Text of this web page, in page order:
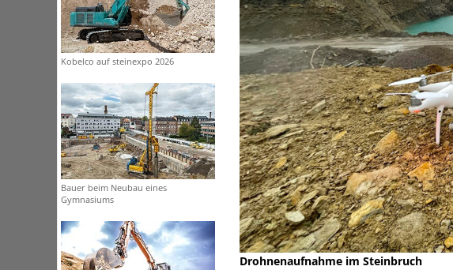
Kobelco auf steinexpo 2026
Bauer beim Neubau eines
Gymnasiums
Drohnenaufnahme im Steinbruch